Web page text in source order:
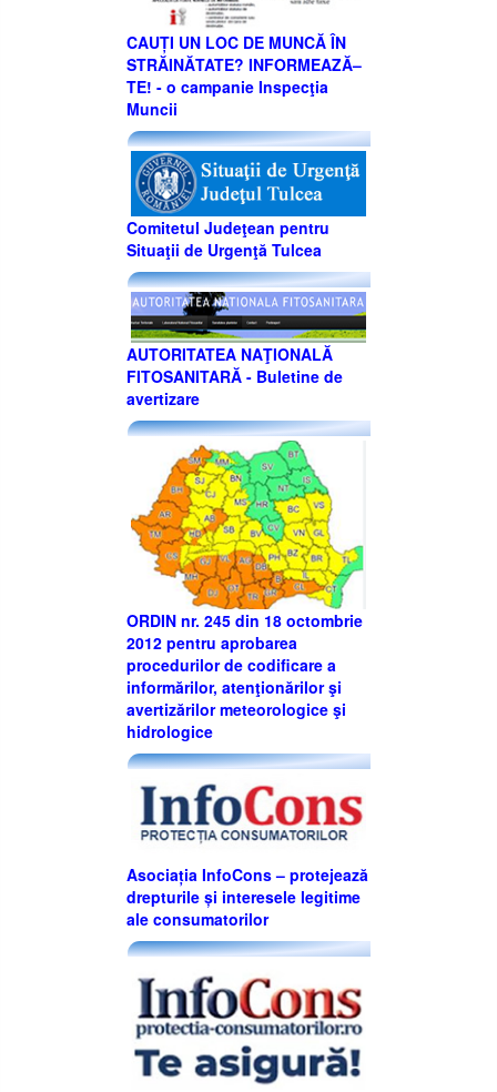
CAUȚI UN LOC DE MUNCĂ ÎN
STRĂINĂTATE? INFORMEAZĂ–
TE! - o campanie Inspecţia
Muncii
Comitetul Judeţean pentru
Situaţii de Urgenţă Tulcea
AUTORITATEA NAŢIONALĂ
FITOSANITARĂ - Buletine de
avertizare
ORDIN nr. 245 din 18 octombrie
2012 pentru aprobarea
procedurilor de codificare a
informărilor, atenţionărilor şi
avertizărilor meteorologice şi
hidrologice
Asociația InfoCons – protejează
drepturile și interesele legitime
ale consumatorilor